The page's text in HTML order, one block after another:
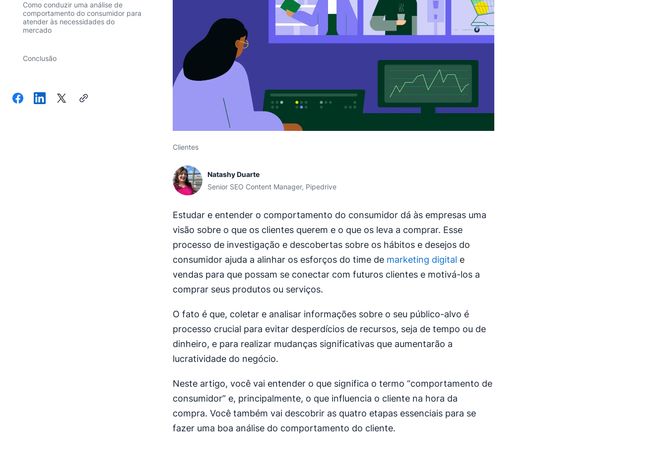
Como conduzir uma análise de
comportamento do consumidor para
atender às necessidades do
mercado
Conclusão
Clientes
Natashy Duarte
Senior SEO Content Manager, Pipedrive
Estudar e entender o comportamento do consumidor dá às empresas uma
visão sobre o que os clientes querem e o que os leva a comprar. Esse
processo de investigação e descobertas sobre os hábitos e desejos do
consumidor ajuda a alinhar os esforços do time de marketing digital e
vendas para que possam se conectar com futuros clientes e motivá-los a
comprar seus produtos ou serviços.
O fato é que, coletar e analisar informações sobre o seu público-alvo é
processo crucial para evitar desperdícios de recursos, seja de tempo ou de
dinheiro, e para realizar mudanças significativas que aumentarão a
lucratividade do negócio.
Neste artigo, você vai entender o que significa o termo “comportamento de
consumidor” e, principalmente, o que influencia o cliente na hora da
compra. Você também vai descobrir as quatro etapas essenciais para se
fazer uma boa análise do comportamento do cliente.